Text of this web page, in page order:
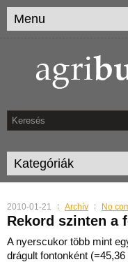
2010-01-21 Archív No
Rekord szinten a
A nyerscukor több mint
drágult fontonként